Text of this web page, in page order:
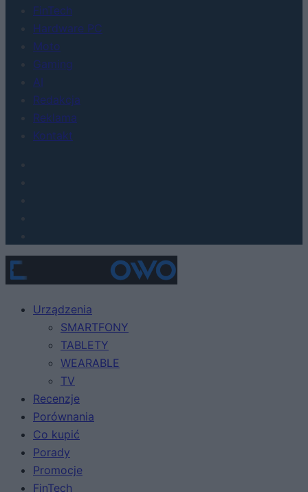
FinTech
Hardware PC
Moto
Gaming
AI
Redakcja
Reklama
Kontakt
Urządzenia
SMARTFONY
TABLETY
WEARABLE
TV
Recenzje
Porównania
Co kupić
Porady
Promocje
FinTech